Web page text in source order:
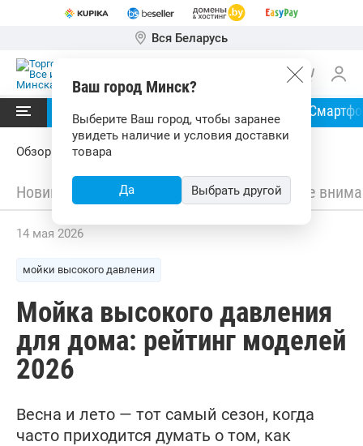
Вся Беларусь
Ваш город Минск?
Выберите Ваш город, чтобы заранее
увидеть наличие и условия доставки
товара
Да Выбрать другой
Читать в
Обзоры
Новинки Обзоры Советы Обратите
14 мая 2026
мойки высокого давления
Мойка высокого давления
для дома: рейтинг моделей
2026
Весна и лето — тот самый сезон, когда
часто приходится думать о том, как